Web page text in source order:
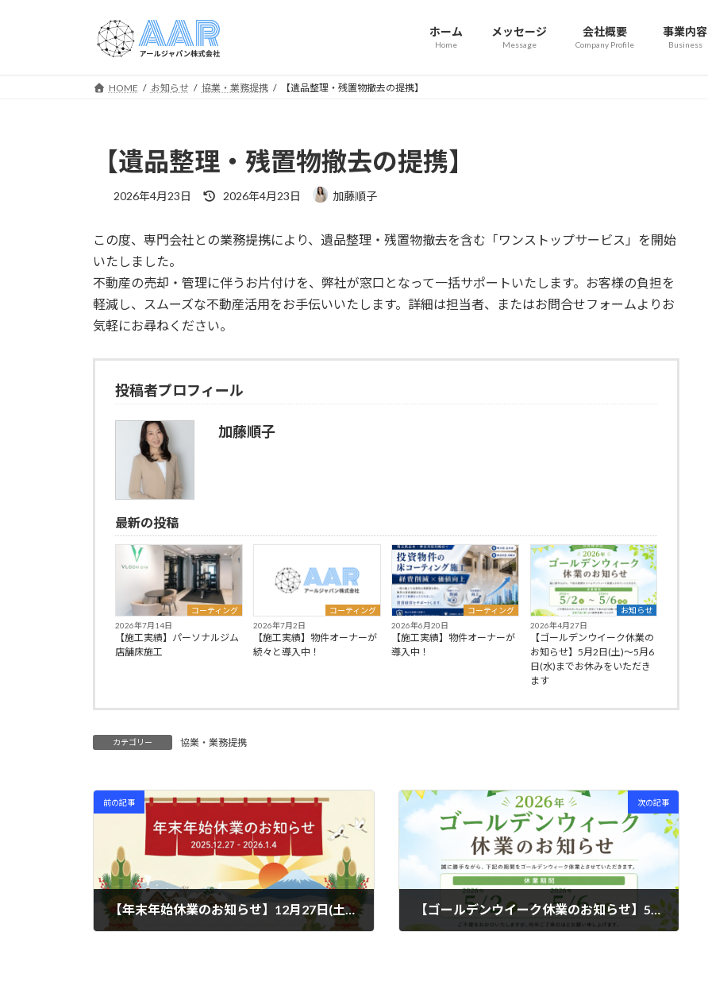
ホーム
Home
メッセージ
Message
会社概要
Company Profile
事業内容
Business
HOME お知らせ 協業・業務提携 【遺品整理・残置物撤去の提携】
【遺品整理・残置物撤去の提携】
2026年4月23日
最
新
:
2026年4月23日 加藤順子
この度、専門会社との業務提携により、遺品整理・残置物撤去を含む「ワンストップサービス」を開始
いたしました。
不動産の売却・管理に伴うお片付けを、弊社が窓口となって一括サポートいたします。お客様の負担を
軽減し、スムーズな不動産活用をお手伝いいたします。詳細は担当者、またはお問合せフォームよりお
気軽にお尋ねください。
投稿者プロフィール
加藤順子
最新の投稿
コーティング
2026年7月14日
【施工実績】パーソナルジム
店舗床施工
コーティング
2026年7月2日
【施工実績】物件オーナーが
続々と導入中！
コーティング
2026年6月20日
【施工実績】物件オーナーが
導入中！
お知らせ
2026年4月27日
【ゴールデンウイーク休業の
お知らせ】5月2日(土)〜5月6
日(水)までお休みをいただき
ます
カテゴリー 協業・業務提携
前の記事
【年末年始休業のお知らせ】12月27日(土)〜1月4日(日)までお休みをいただきます
次の記事
【ゴールデンウイーク休業のお知らせ】5月2日(土)〜5月6日(水)までお休みをいただきます